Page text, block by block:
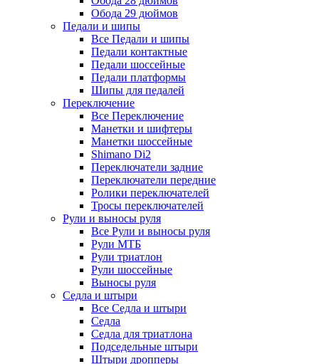
Обода 29 дюймов
Педали и шипы
Все Педали и шипы
Педали контактные
Педали шоссейные
Педали платформы
Шипы для педалей
Переключение
Все Переключение
Манетки и шифтеры
Манетки шоссейные
Shimano Di2
Переключатели задние
Переключатели передние
Ролики переключателей
Тросы переключателей
Рули и выносы руля
Все Рули и выносы руля
Рули МТБ
Рули триатлон
Рули шоссейные
Выносы руля
Седла и штыри
Все Седла и штыри
Седла
Седла для триатлона
Подседельные штыри
Штыри дропперы